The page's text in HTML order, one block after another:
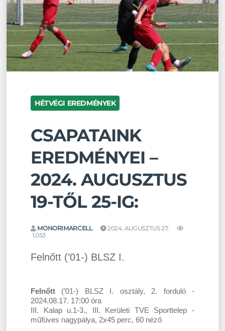
HÉTVÉGI EREDMÉNYEK
CSAPATAINK
EREDMÉNYEI –
2024. AUGUSZTUS
19-TŐL 25-IG:
MONORIMARCELL
2024. AUGUSZTUS 27.
1,053
Felnőtt (’01-) BLSZ I.
Felnőtt (’01-) BLSZ I. osztály, 2. forduló -
2024.08.17. 17:00 óra
III. Kalap u.1-3., III. Kerületi TVE Sporttelep -
műfüves nagypálya, 2x45 perc, 60 néző